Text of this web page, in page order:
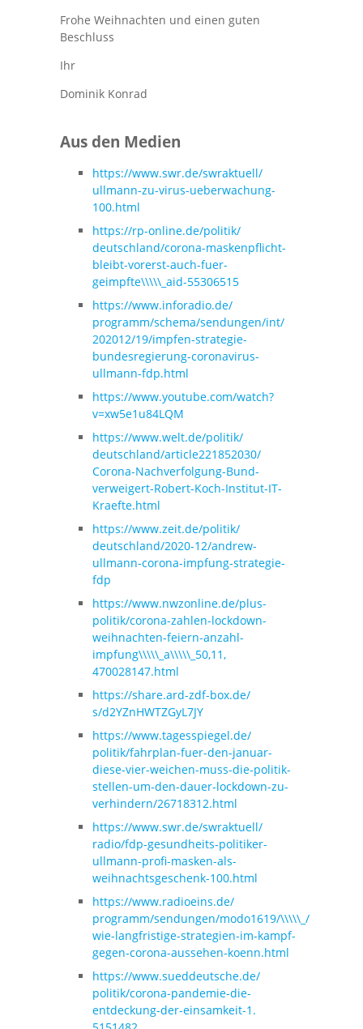
Frohe Weihnachten und einen guten
Beschluss
Ihr
Dominik Konrad
Aus den Medien
https://www.swr.de/swraktuell/
ullmann-zu-virus-ueberwachung-
100.html
https://rp-online.de/politik/
deutschland/corona-maskenpflicht-
bleibt-vorerst-auch-fuer-
geimpfte\\\\\_aid-55306515
https://www.inforadio.de/
programm/schema/sendungen/int/
202012/19/impfen-strategie-
bundesregierung-coronavirus-
ullmann-fdp.html
https://www.youtube.com/watch?
v=xw5e1u84LQM
https://www.welt.de/politik/
deutschland/article221852030/
Corona-Nachverfolgung-Bund-
verweigert-Robert-Koch-Institut-IT-
Kraefte.html
https://www.zeit.de/politik/
deutschland/2020-12/andrew-
ullmann-corona-impfung-strategie-
fdp
https://www.nwzonline.de/plus-
politik/corona-zahlen-lockdown-
weihnachten-feiern-anzahl-
impfung\\\\\_a\\\\\_50,11,
470028147.html
https://share.ard-zdf-box.de/
s/d2YZnHWTZGyL7JY
https://www.tagesspiegel.de/
politik/fahrplan-fuer-den-januar-
diese-vier-weichen-muss-die-politik-
stellen-um-den-dauer-lockdown-zu-
verhindern/26718312.html
https://www.swr.de/swraktuell/
radio/fdp-gesundheits-politiker-
ullmann-profi-masken-als-
weihnachtsgeschenk-100.html
https://www.radioeins.de/
programm/sendungen/modo1619/\\\\\_/
wie-langfristige-strategien-im-kampf-
gegen-corona-aussehen-koenn.html
https://www.sueddeutsche.de/
politik/corona-pandemie-die-
entdeckung-der-einsamkeit-1.